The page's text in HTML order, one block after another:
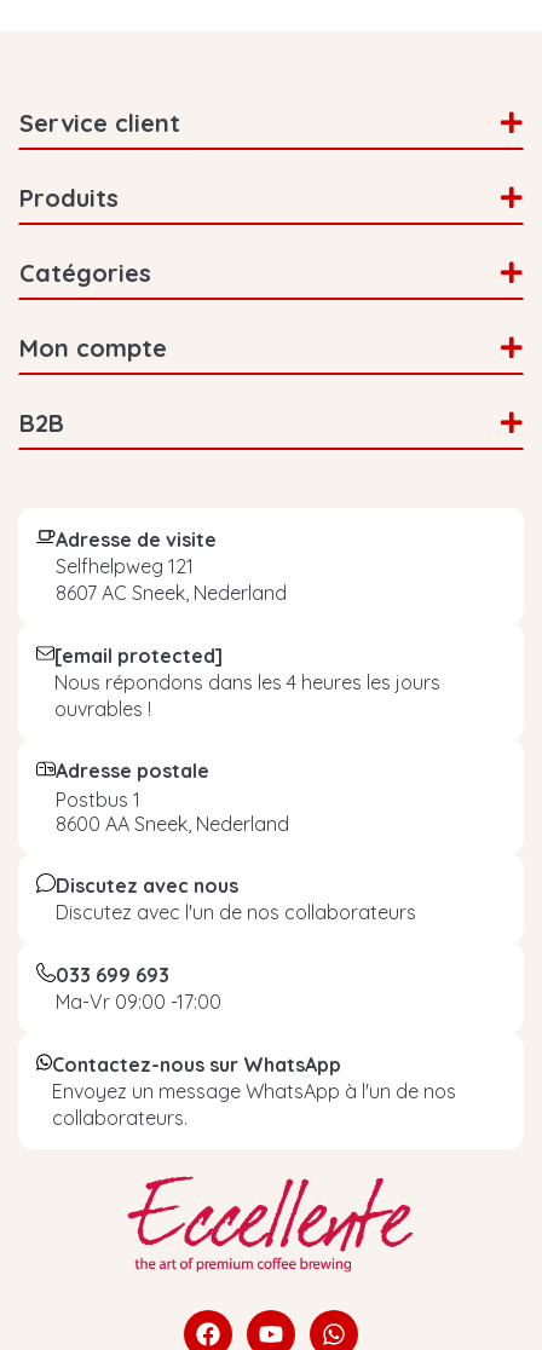
Service client
Produits
Catégories
Mon compte
B2B
Adresse de visite
Selfhelpweg 121
8607 AC Sneek, Nederland
[email protected]
Nous répondons dans les 4 heures les jours
ouvrables !
Adresse postale
Postbus 1
8600 AA Sneek, Nederland
Discutez avec nous
Discutez avec l'un de nos collaborateurs
033 699 693
Ma-Vr 09:00 -17:00
Contactez-nous sur WhatsApp
Envoyez un message WhatsApp à l'un de nos
collaborateurs.